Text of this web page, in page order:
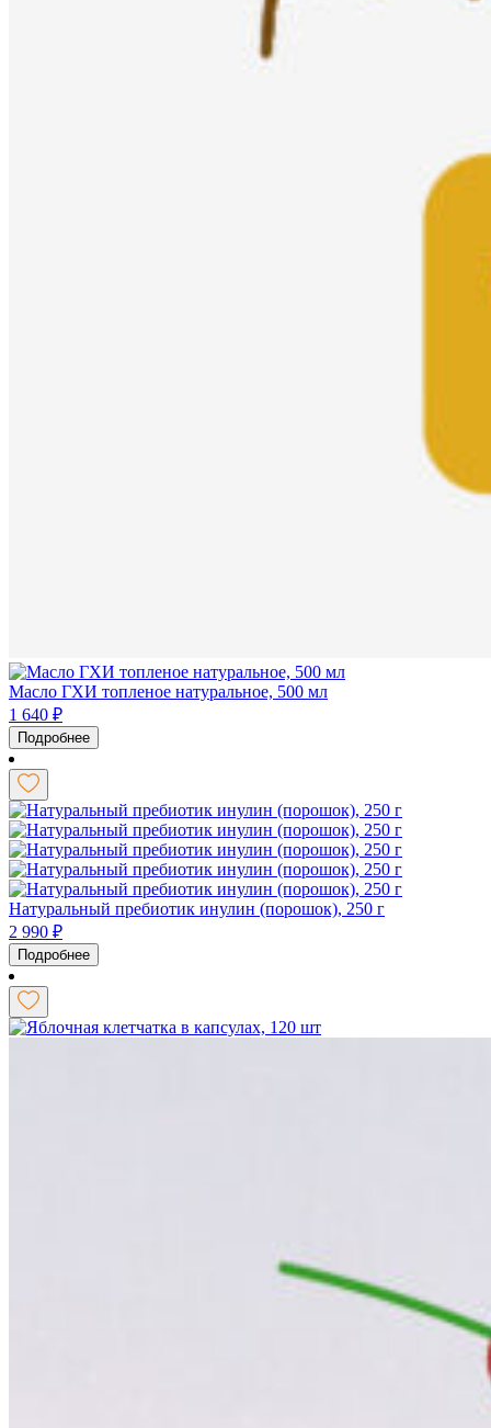
Масло ГХИ топленое натуральное, 500 мл
1 640 ₽
Подробнее
Натуральный пребиотик инулин (порошок), 250 г
2 990 ₽
Подробнее